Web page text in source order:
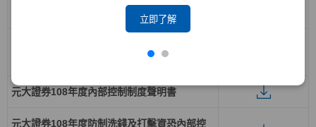
立即了解
元大證券109年度內部控制制度聲明書
元大證券108年度內部控制制度聲明書
元大證券108年度防制洗錢及打擊資恐內部控